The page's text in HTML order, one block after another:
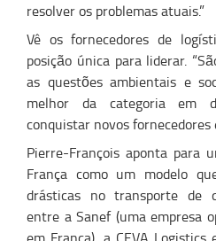
resolver os problemas atuais.”
Vê os fornecedores de
posição única para liderar.
as questões ambientais e
melhor da categoria em
conquistar novos fornecedores
Pierre-François aponta para
França como um modelo
drásticas no transporte de
entre a Sanef (uma empresa